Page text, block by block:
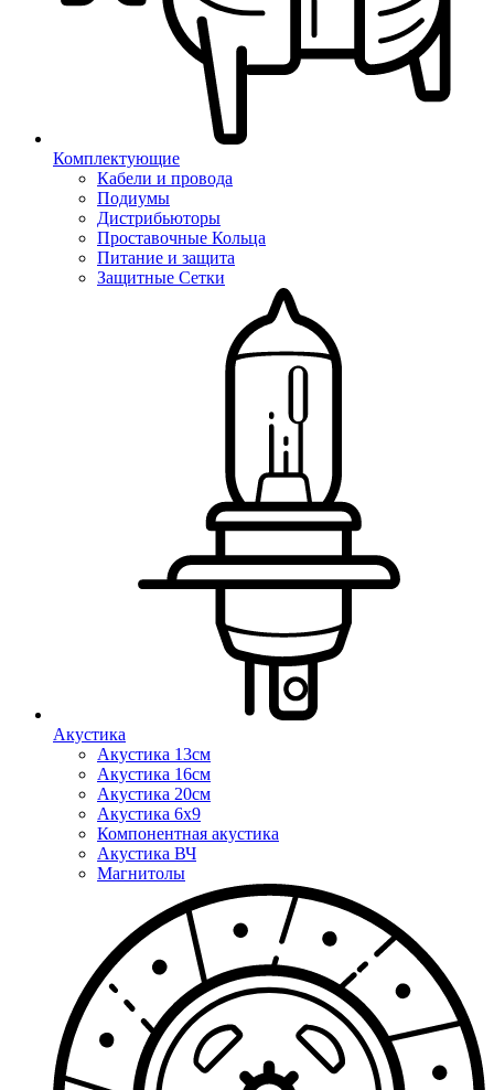
Комплектующие
Кабели и провода
Подиумы
Дистрибьюторы
Проставочные Кольца
Питание и защита
Защитные Сетки
Акустика
Акустика 13см
Акустика 16см
Акустика 20см
Акустика 6x9
Компонентная акустика
Акустика ВЧ
Магнитолы